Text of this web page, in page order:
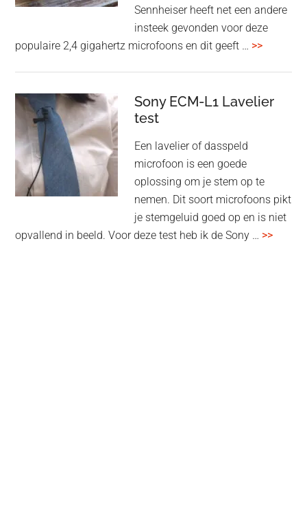
Sennheiser heeft net een andere
insteek gevonden voor deze
populaire 2,4 gigahertz microfoons en dit geeft … >>
review
Sony ECM-L1 Lavelier
test
Een lavelier of dasspeld
microfoon is een goede
oplossing om je stem op te
nemen. Dit soort microfoons pikt
je stemgeluid goed op en is niet
opvallend in beeld. Voor deze test heb ik de Sony … >>